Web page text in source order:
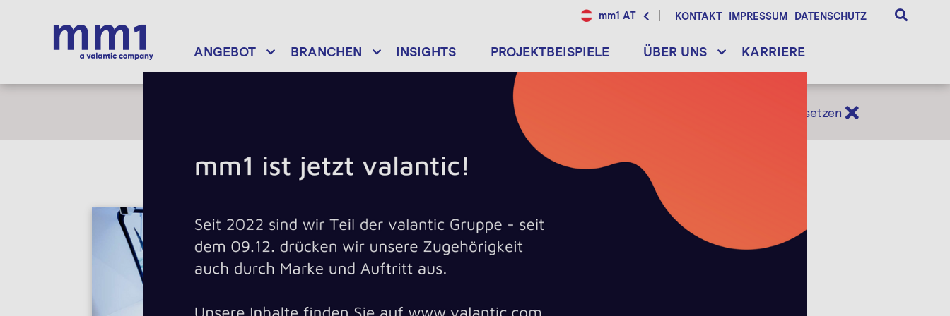
ANGEBOT BRANCHEN INSIGHTS PROJEKTBEISPIELE ÜBER UNS KARRIERE
mm1 AT KONTAKT IMPRESSUM DATENSCHUTZ
DATA THINKING Filter zurücksetzen
Data Thinking
Digital Innovation
Telecommunications
Internet of Things